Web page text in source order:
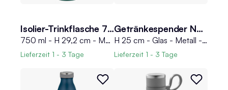
Isolier-Trinkflasche 750 ml THERMOCAFE
750 ml - H 29,2 cm - Moosgrün matt - Edelstahl 18/8 - mit Drehverschluss
Lieferzeit 1 - 3 Tage
Getränkespender NETA
H 25 cm - Glas - Metall - Rillenoptik - 4 Liter
Lieferzeit 1 - 3 Tage